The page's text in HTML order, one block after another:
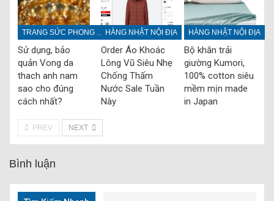
Sử dụng, bảo
quản Vong da
thach anh nam
sao cho đúng
cách nhất?
HÀNG NHẬT NỘI ĐỊA
Order Áo Khoác
Lông Vũ Siêu Nhẹ
Chống Thấm
Nước Sale Tuần
Này
HÀNG NHẬT NỘI ĐỊA
Bộ khăn trải
giường Kumori,
100% cotton siêu
mềm mịn made
in Japan
PREV NEXT
Bình luận